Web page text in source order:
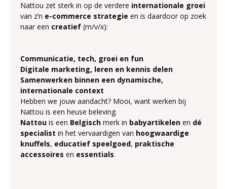
Nattou zet sterk in op de verdere internationale groei
van z’n e-commerce strategie en is daardoor op zoek
naar een creatief (m/v/x):
Communicatie, tech, groei en fun
Digitale marketing, leren en kennis delen
Samenwerken binnen een dynamische,
internationale context
Hebben we jouw aandacht? Mooi, want werken bij
Nattou is een heuse beleving.
Nattou is een Belgisch merk in babyartikelen en dé
specialist in het vervaardigen van hoogwaardige
knuffels, educatief speelgoed, praktische
accessoires en essentials.